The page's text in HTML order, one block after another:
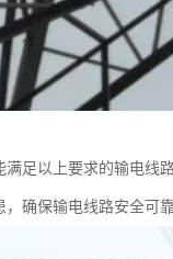
满足以上要求的输电线
确保输电线路安全可靠